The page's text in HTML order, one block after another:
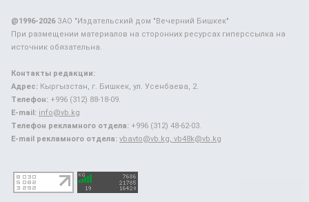
@1996-2026ЗАО "Издательский дом "Вечерний Бишкек"
При размещении материалов на сторонних ресурсах гиперссылка на
источник обязательна.
Контакты редакции:
Адрес: Кыргызстан, г. Бишкек, ул. Усенбаева, 2.
Телефон: +996 (312) 88-18-09.
E-mail: info@vb.kg
Телефон рекламного отдела: +996 (312) 48-62-03.
E-mail рекламного отдела: vbavto@vb.kg, vb48k@vb.kg